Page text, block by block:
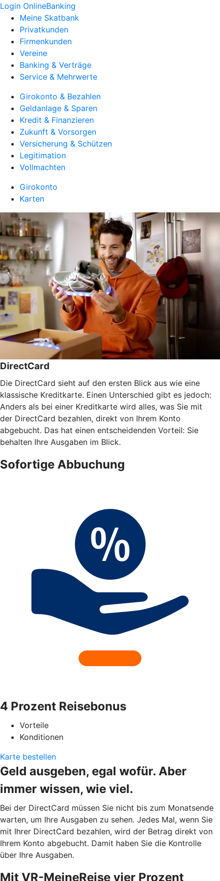
Login OnlineBanking
Meine Skatbank
Privatkunden
Firmenkunden
Vereine
Banking & Verträge
Service & Mehrwerte
Girokonto & Bezahlen
Geldanlage & Sparen
Kredit & Finanzieren
Zukunft & Vorsorgen
Versicherung & Schützen
Legitimation
Vollmachten
Girokonto
Karten
DirectCard
Die DirectCard sieht auf den ersten Blick aus wie eine
klassische Kreditkarte. Einen Unterschied gibt es jedoch:
Anders als bei einer Kreditkarte wird alles, was Sie mit
der DirectCard bezahlen, direkt von Ihrem Konto
abgebucht. Das hat einen entscheidenden Vorteil: Sie
behalten Ihre Ausgaben im Blick.
Sofortige Abbuchung
4 Prozent Reisebonus
Vorteile
Konditionen
Karte bestellen
Geld ausgeben, egal wofür. Aber
immer wissen, wie viel.
Bei der DirectCard müssen Sie nicht bis zum Monatsende
warten, um Ihre Ausgaben zu sehen. Jedes Mal, wenn Sie
mit Ihrer DirectCard bezahlen, wird der Betrag direkt von
Ihrem Konto abgebucht. Damit haben Sie die Kontrolle
über Ihre Ausgaben.
Mit VR-MeineReise vier Prozent